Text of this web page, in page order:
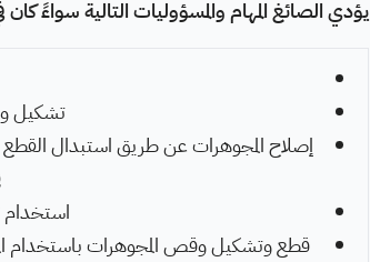
يؤدي الصائغ المهام والمسؤوليات التالية سواءً
تشكيل
إصلاح المجوهرات عن طريق استبدال القطع
استخدام
قطع وتشكيل وقص المجوهرات باستخدام